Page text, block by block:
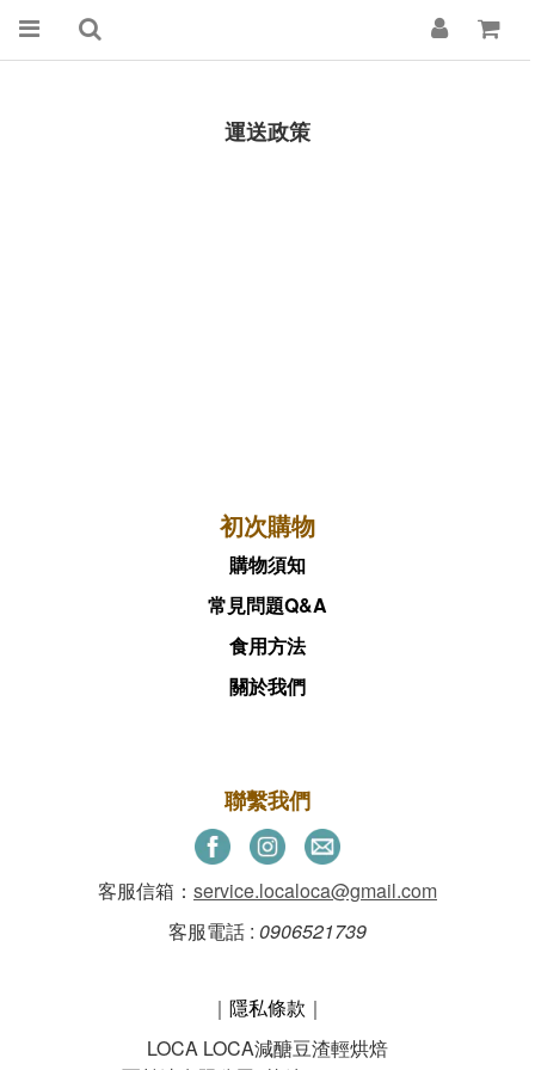
運送政策
初次購物
購物須知
常見問題Q&A
食用方法
關於我們
聯繫我們
客服信箱： service.localoca@gmail.com
客服電話 : 0906521739
｜ 隱私條款 ｜
LOCA LOCA減醣豆渣輕烘焙